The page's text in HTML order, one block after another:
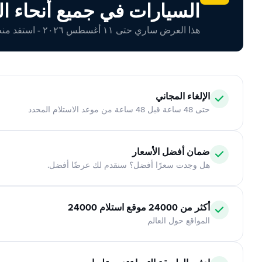
السيارات في جميع أنحاء
هذا العرض ساري حتى ١١ أغسطس ٢٠٢٦ - استفد منه اليوم!
الإلغاء المجاني
حتى 48 ساعة قبل 48 ساعة من موعد الاستلام المحدد
ضمان أفضل الأسعار
هل وجدت سعرًا أفضل؟ سنقدم لك عرضًا أفضل.
أكثر من 24000 موقع استلام 24000
المواقع حول العالم